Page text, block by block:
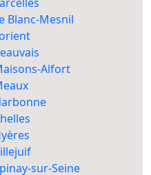
Blanc-Mesnil
Alfort
sur-Seine